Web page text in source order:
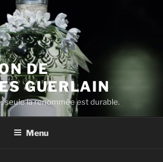
DE
GUERLAIN
seule la renommée est durable.
Menu